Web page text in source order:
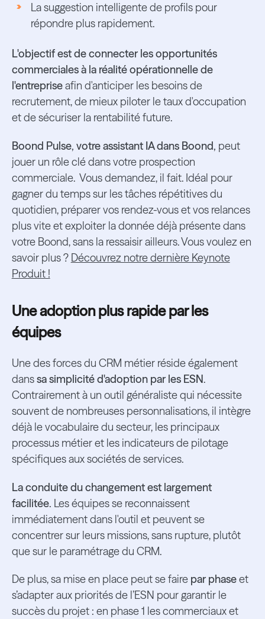
La suggestion intelligente de profils pour
répondre plus rapidement.
L'objectif est de connecter les opportunités
commerciales à la réalité opérationnelle de
l'entrepriseafin d'anticiper les besoins de
recrutement, de mieux piloter le taux d'occupation
et de sécuriser la rentabilité future.
Boond Pulse, votre assistant IA dans Boond, peut
jouer un rôle clé dans votre prospection
commerciale. Vous demandez, il fait. Idéal pour
gagner du temps sur les tâches répétitives du
quotidien, préparer vos rendez-vous et vos relances
plus vite et exploiter la donnée déjà présente dans
votre Boond, sans la ressaisir ailleurs. Vous voulez en
savoir plus ? Découvrez notre dernière Keynote
Produit !
Une adoption plus rapide par les
équipes
Une des forces du CRM métier réside également
danssa simplicité d'adoption par les ESN.
Contrairement à un outil généraliste qui nécessite
souvent de nombreuses personnalisations, il intègre
déjà le vocabulaire du secteur, les principaux
processus métier et les indicateurs de pilotage
spécifiques aux sociétés de services.
La conduite du changement est largement
facilitée. Les équipes se reconnaissent
immédiatement dans l'outil et peuvent se
concentrer sur leurs missions, sans rupture, plutôt
que sur le paramétrage du CRM.
De plus, sa mise en place peut se faire par phaseet
s’adapter aux priorités de l’ESN pour garantir le
succès du projet : en phase 1 les commerciaux et